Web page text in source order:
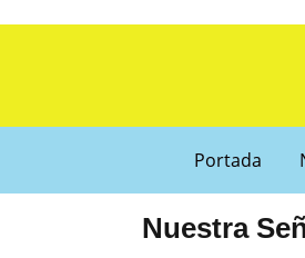
Portada
Nuestra